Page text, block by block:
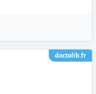
doctolib.fr